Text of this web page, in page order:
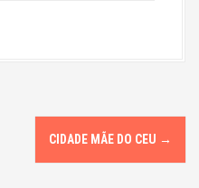
CIDADE MÃE DO CEU →